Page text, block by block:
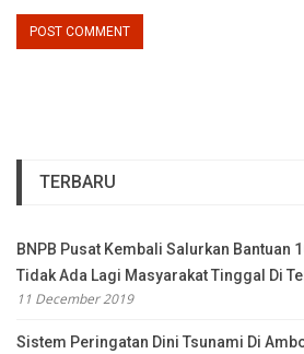
TERBARU
BNPB Pusat Kembali Salurkan Bantuan
Tidak Ada Lagi Masyarakat Tinggal Di
11 December 2019
Sistem Peringatan Dini Tsunami Di